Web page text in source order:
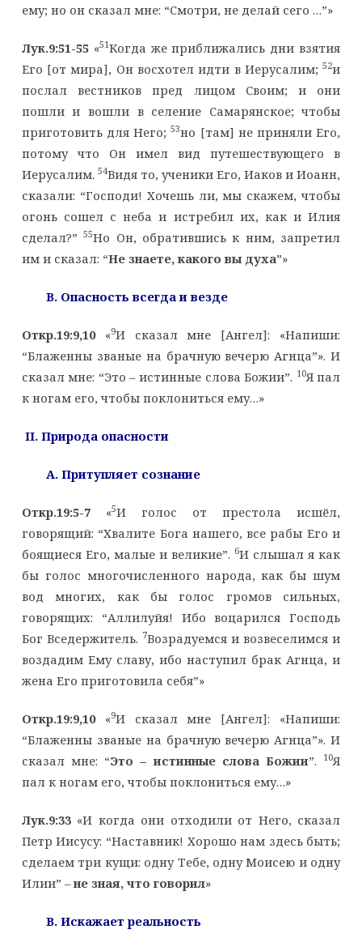
ему; но он сказал мне: “Смотри, не делай сего …”»
Лук.9:51-55«51Когда же приближались дни взятия
Его [от мира], Он восхотел идти в Иерусалим;52и
послал вестников пред лицом Своим; и они
пошли и вошли в селение Самарянское; чтобы
приготовить для Него;53но [там] не приняли Его,
потому что Он имел вид путешествующего в
Иерусалим. 54Видя то, ученики Его, Иаков и Иоанн,
сказали: “Господи! Xочешь ли, мы скажем, чтобы
огонь сошел с неба и истребил их, как и Илия
сделал?”55Но Он, обратившись к ним, запретил
им и сказал: “Не знаете, какого вы духа”»
B. Опасность всегда и везде
Откр.19:9,10«9И сказал мне [Ангел]: «Напиши:
“Блаженны званые на брачную вечерю Агнца”». И
сказал мне: “Это – истинные слова Божии”. 10Я пал
к ногам его, чтобы поклониться ему…»
II. Природа опасности
A. Притупляет сознание
Откр.19:5-7«5И голос от престола исшёл,
говорящий: “Хвалите Бога нашего, все рабы Его и
боящиеся Его, малые и великие”. 6И слышал я как
бы голос многочисленного народа, как бы шум
вод многих, как бы голос громов сильных,
говорящих: “Аллилуйя! Ибо воцарился Господь
Бог Вседержитель. 7Возрадуемся и возвеселимся и
воздадим Ему славу, ибо наступил брак Агнца, и
жена Его приготовила себя”»
Откр.19:9,10«9И сказал мне [Ангел]: «Напиши:
“Блаженны званые на брачную вечерю Агнца”». И
сказал мне: “Это – истинные слова Божии”. 10Я
пал к ногам его, чтобы поклониться ему…»
Лук.9:33«И когда они отходили от Него, сказал
Петр Иисусу: “Наставник! Хорошо нам здесь быть;
сделаем три кущи: одну Тебе, одну Моисею и одну
Илии” –не зная, что говорил»
B. Искажает реальность